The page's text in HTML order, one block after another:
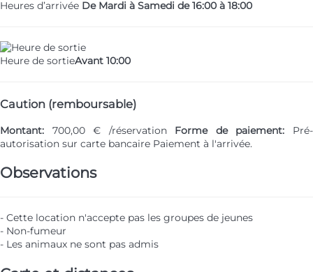
Heures d’arrivée De Mardi à Samedi de 16:00 à 18:00
Heure de sortieAvant 10:00
Caution (remboursable)
Montant: 700,00 € /réservation Forme de paiement: Pré-
autorisation sur carte bancaire Paiement à l'arrivée.
Observations
- Cette location n'accepte pas les groupes de jeunes
- Non-fumeur
- Les animaux ne sont pas admis